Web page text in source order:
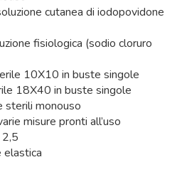
cutanea di iodopovidone
fisiologica (sodio cloruro
10X10 in buste singole
18X40 in buste singole
sterili monouso
misure pronti all’uso
elastica